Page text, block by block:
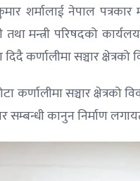
शर्मालाई नेपाल
मन्त्री परिषदको
कर्णालीमा सञ्चार क्षेत्रको
कर्णालीमा सञ्चार
सम्बन्धी कानुन निर्माण